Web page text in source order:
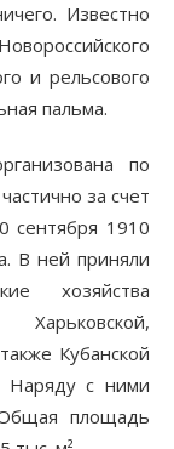
Известно
и рельсового
пальма.
по
за счет
сентября 1910
В ней приняли
хозяйства
Харьковской,
Кубанской
Наряду с ними
площадь